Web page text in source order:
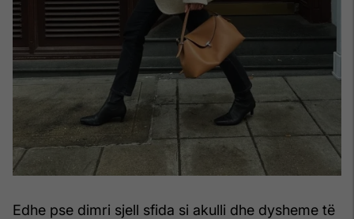
Edhe pse dimri sjell sfida si akulli dhe dysheme të